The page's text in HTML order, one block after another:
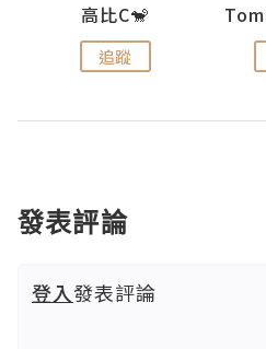
高比C🐒
追蹤
發表評論
登入發表評論